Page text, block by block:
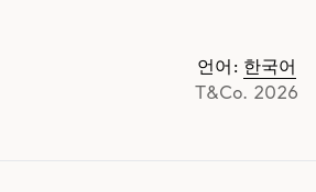
언어 : 한국어
T&Co. 2026